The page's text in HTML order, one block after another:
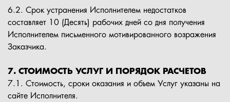
6.2. Срок устранения Исполнителем недостатков
составляет 10 (Десять) рабочих дней со дня получения
Исполнителем письменного мотивированного возражения
Заказчика.
7. СТОИМОСТЬ УСЛУГ И ПОРЯДОК РАСЧЕТОВ
7.1. Стоимость, сроки оказания и объем Услуг указаны на
сайте Исполнителя.